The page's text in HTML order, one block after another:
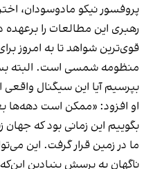
پروفسور نیکو مادوسودان،
رهبری این مطالعات را
قوی‌ترین شواهد تا به امروز
منظومه شمسی است. البته
بپرسیم آیا این سیگنال
او افزود: «ممکن است دهه‌ها
بگوییم این زمانی بود که
ما در زمین قرار گرفت. این
ناگهان به پرسش بنیادینِ